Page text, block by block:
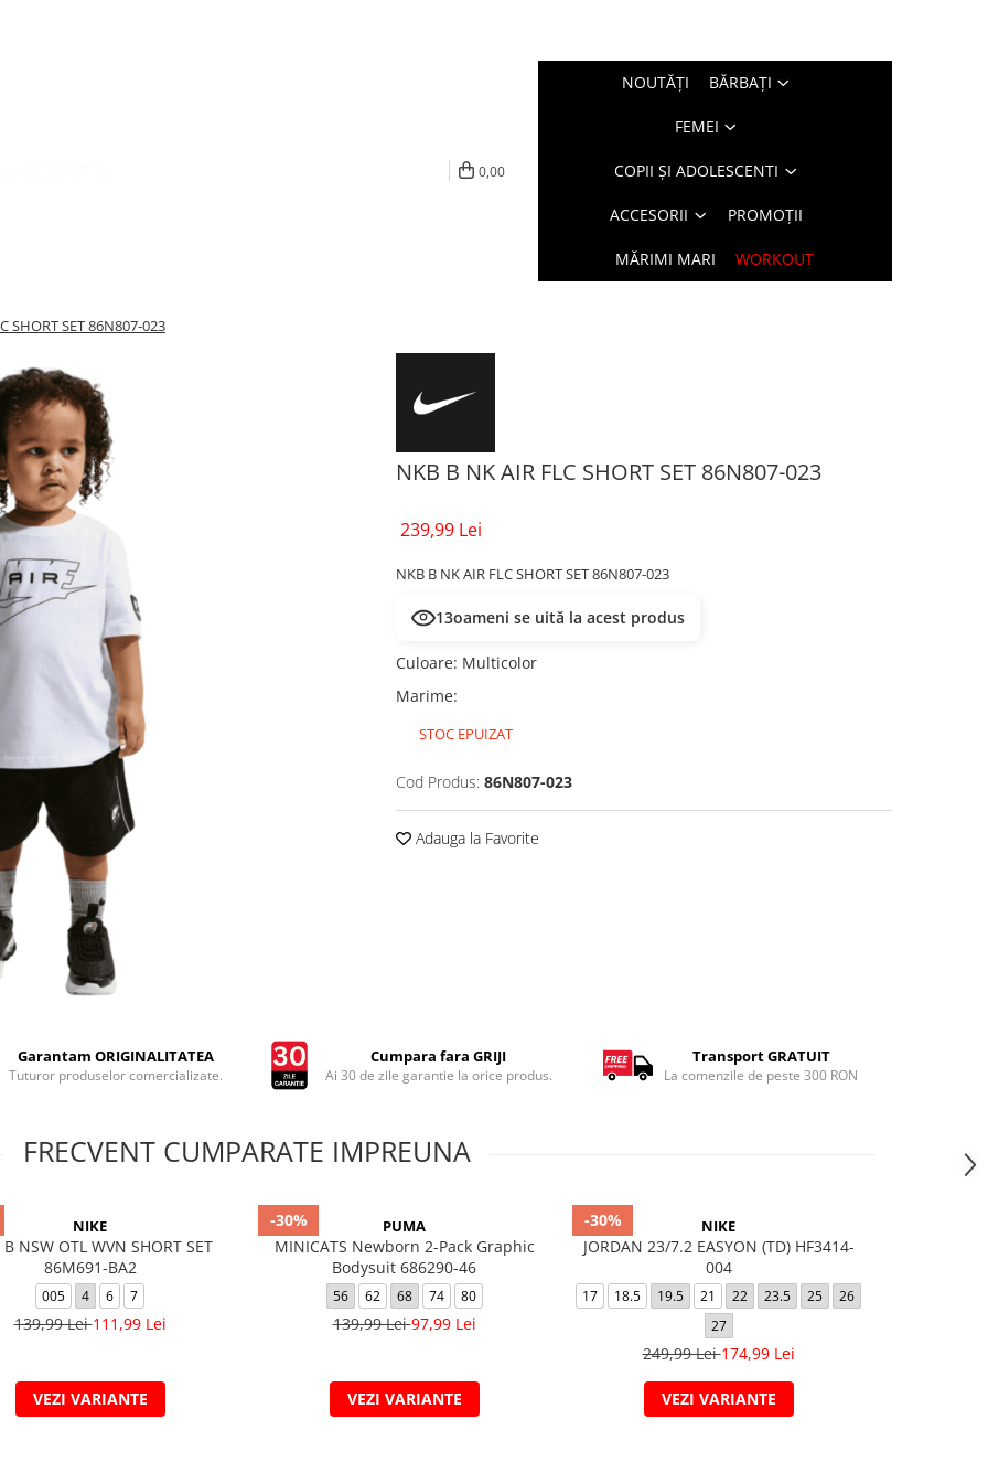
0,00
NOUTĂŢI BĂRBAŢI
FEMEI
COPII ȘI ADOLESCENTI
ACCESORII PROMOȚII
MĂRIMI MARI WORKOUT
SHORT SET 86N807-023
NKB B NK AIR FLC SHORT SET 86N807-023
239,99 Lei
NKB B NK AIR FLC SHORT SET 86N807-023
10oameni se uită la acest produs
Culoare: Multicolor
Marime:
STOC EPUIZAT
Cod Produs: 86N807-023
Adauga la Favorite
Garantam ORIGINALITATEA
Tuturor produselor comercializate.
Cumpara fara GRIJI
Ai 30 de zile garantie la orice produs.
Transport GRATUIT
La comenzile de peste 300 RON
FRECVENT CUMPARATE IMPREUNA
NIKE
NSW OTL WVN SHORT SET
86M691-BA2
005 4 6 7
139,99 Lei111,99 Lei
VEZI VARIANTE
-30% PUMA
MINICATS Newborn 2-Pack Graphic
Bodysuit 686290-46
56 62 68 74 80
139,99 Lei97,99 Lei
VEZI VARIANTE
-30% NIKE
JORDAN 23/7.2 EASYON (TD) HF3414-
004
17 18.5 19.5 21 22 23.5 25
26
27
249,99 Lei174,99 Lei
VEZI VARIANTE